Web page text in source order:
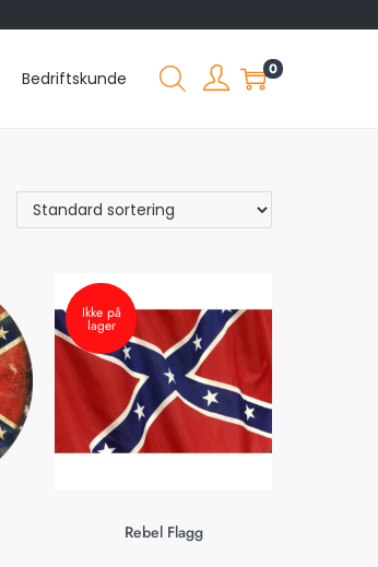
Bedriftskunde 0
Ikke på
lager
Rebel Flagg